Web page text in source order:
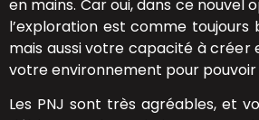
en mains. Car oui, dans ce nouvel
l’exploration est comme toujours
mais aussi votre capacité à créer
votre environnement pour
Les PNJ sont très agréables, et